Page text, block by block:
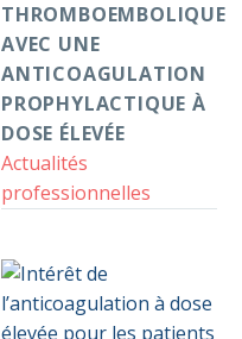
avec
une
anticoagulation
prophylactique
à
dose
élevée
THROMBOEMBOLIQUE
AVEC UNE
ANTICOAGULATION
PROPHYLACTIQUE À
DOSE ÉLEVÉE
Actualités
professionnelles